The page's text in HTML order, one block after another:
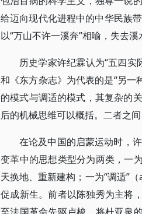
给迈向现代化进程中的中华民族
以“万山不许一溪奔”相喻，失去
历史学家许纪霖认为“五四
和《东方杂志》为代表的是“另一
的模式与调适的模式，其复杂的
后的机械思维可以概括。二者之
在论及中国的启蒙运动时，
变革中的思想类型分为两类，一
天换地、重新建构；一为“调适”
促成新生。前者以陈独秀为主将